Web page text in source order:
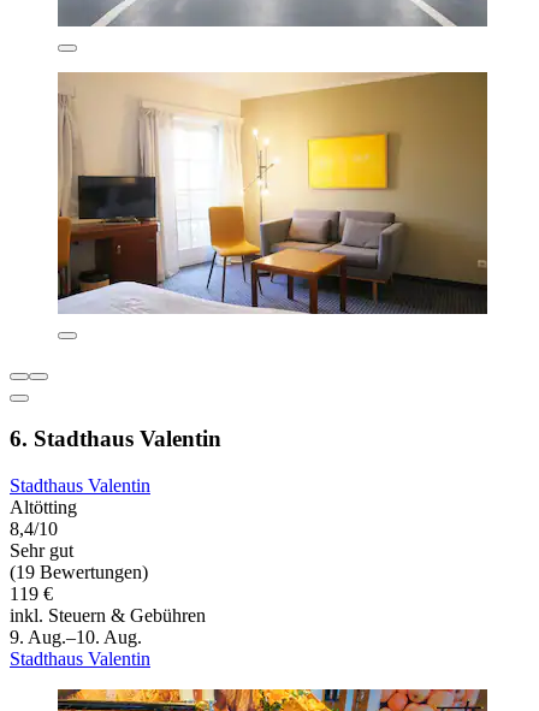
6. Stadthaus Valentin
Stadthaus Valentin
Altötting
8,4/10
Sehr gut
(19 Bewertungen)
119 €
inkl. Steuern & Gebühren
9. Aug.–10. Aug.
Stadthaus Valentin